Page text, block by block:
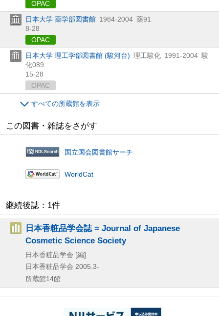
OPAC
日本大学 薬学部図書館 1984-2004 薬91
8-28
OPAC
日本大学 理工学部図書館 (駿河台) 理工駿化 1991-2004 駿
化089
15-28
OPAC
すべての所蔵館を表示
この図書・雑誌をさがす
国立国会図書館サーチ
WorldCat
継続後誌：1件
日本香粧品学会誌 = Journal of Japanese
Cosmetic Science Society
日本香粧品学会 [編]
日本香粧品学会 2005.3-
所蔵館14館